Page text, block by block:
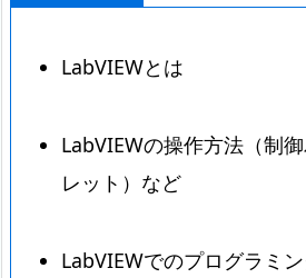
LabVIEWとは
LabVIEWの操作方法（制
レット）など
LabVIEWでのプログラミ